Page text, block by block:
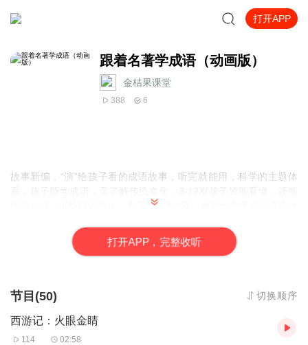
打开APP
跟着名著学成语（动画版）
金桔果课堂
388 6
故事新编，“演”给孩子看的成语故事，听完就能用，科学的主题体
模仿台词，锻炼口语表达。每天3分钟动漫，邂逅一个美好的成语故
打开APP，完整收听
节目(50) 切换顺序
西游记：火眼金睛
114 02:58